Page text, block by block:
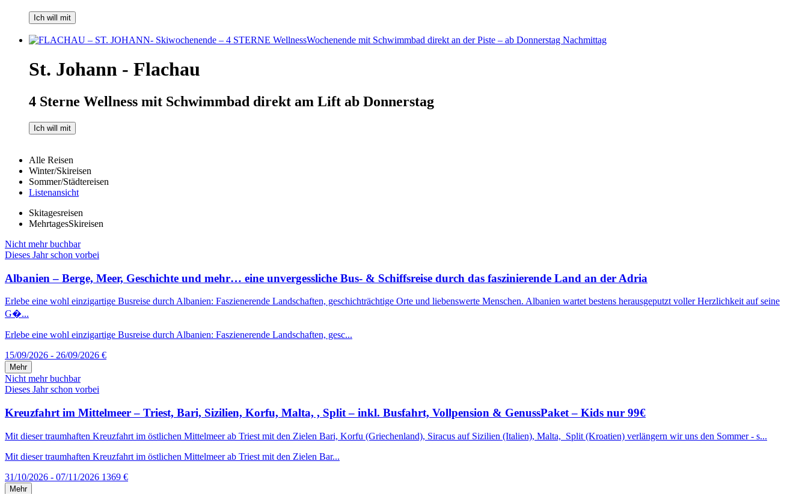
Ich will mit
St. Johann - Flachau
4 Sterne Wellness mit Schwimmbad direkt am Lift ab Donnerstag
Ich will mit
Alle Reisen
Winter/Skireisen
Sommer/Städtereisen
Listenansicht
Skitagesreisen
MehrtagesSkireisen
Nicht mehr buchbar
Dieses Jahr schon vorbei
Albanien – Berge, Meer, Geschichte und mehr… eine unvergessliche Bus- & Schiffsreise durch das faszinierende Land an der Adria
Erlebe eine wohl einzigartige Busreise durch Albanien: Faszienerende Landschaften, geschichträchtige Orte und liebenswerte Menschen. Albanien wartet bestens herausgeputzt voller Herzlichkeit auf seine
G�...
Erlebe eine wohl einzigartige Busreise durch Albanien: Faszienerende Landschaften, gesc...
15/09/2026 - 26/09/2026 €
Mehr
Nicht mehr buchbar
Dieses Jahr schon vorbei
Kreuzfahrt im Mittelmeer – Triest, Bari, Sizilien, Korfu, Malta, , Split – inkl. Busfahrt, Vollpension & GenussPaket – Kids nur 99€
Mit dieser traumhaften Kreuzfahrt im östlichen Mittelmeer ab Triest mit den Zielen Bari, Korfu (Griechenland), Siracus auf Sizilien (Italien), Malta, Split (Kroatien) verlängern wir uns den Sommer - s...
Mit dieser traumhaften Kreuzfahrt im östlichen Mittelmeer ab Triest mit den Zielen Bar...
31/10/2026 - 07/11/2026 1369 €
Mehr